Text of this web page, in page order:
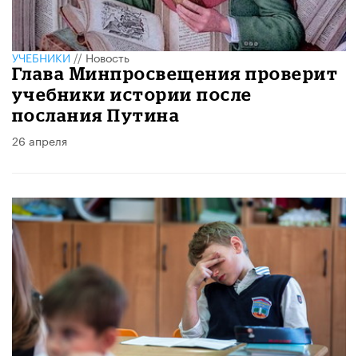
УЧЕБНИКИ//Новость
Глава Минпросвещения проверит
учебники истории после
послания Путина
26 апреля